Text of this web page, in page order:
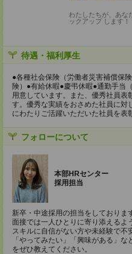
わたしたちが、あな
ックアップ します！
待遇・福利厚生
●各種社会保険（労働者災害補償保
険）●有給休暇●慶弔休暇●通勤手当
用意しています。また、優秀社員表
す。優秀な実績をおさめた社員に対
にわたりご活躍いただいた社員を表
フォローについて
本部HRセンター
採用担当
新卒・中途採用の担当をしておりま
面接では一人ひとりに寄り添えるよ
スキルに自信がない方や未経験で不
「やってみたい」「興味がある」
をぜひ教えてください。